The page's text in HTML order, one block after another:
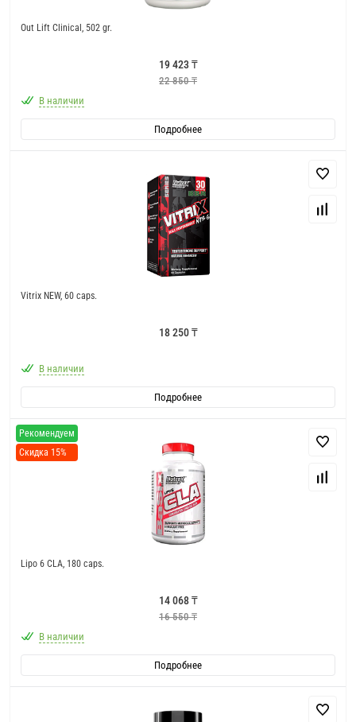
Out Lift Clinical, 502 gr.
19 423 ₸
22 850 ₸
В наличии
Подробнее
Vitrix NEW, 60 caps.
18 250 ₸
В наличии
Подробнее
Рекомендуем
Скидка 15%
Lipo 6 CLA, 180 caps.
14 068 ₸
16 550 ₸
В наличии
Подробнее